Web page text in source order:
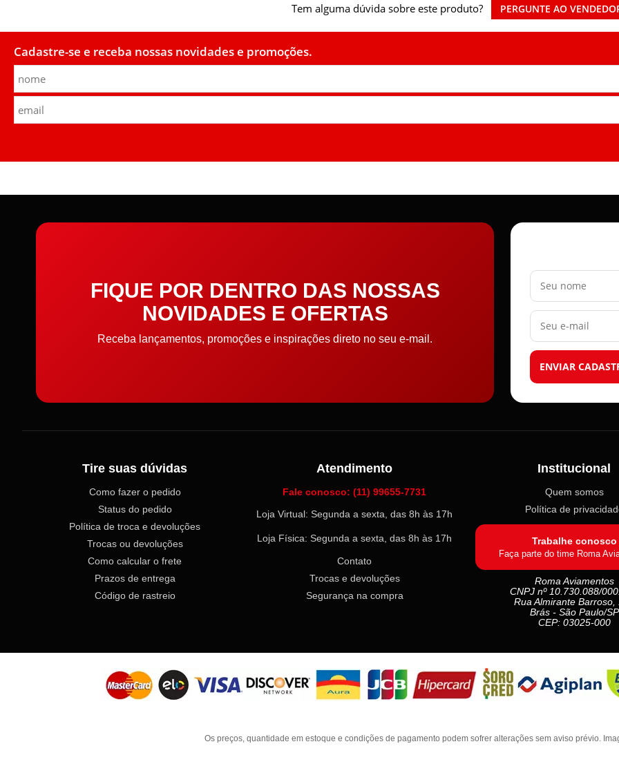
Tem alguma dúvida sobre este produto? PERGUNTE AO
Cadastre-se e receba nossas novidades e promoções.
FIQUE POR DENTRO DAS NOSSAS
NOVIDADES E OFERTAS
Receba lançamentos, promoções e inspirações direto no seu e-mail.
Seu nome
Seu e-mail
ENVIAR
Tire suas dúvidas
Como fazer o pedido
Status do pedido
Política de troca e devoluções
Trocas ou devoluções
Como calcular o frete
Prazos de entrega
Código de rastreio
Atendimento
Fale conosco: (11) 99655-7731
Loja Virtual: Segunda a sexta, das 8h às 17h
Loja Física: Segunda a sexta, das 8h às 17h
Contato
Trocas e devoluções
Segurança na compra
Institucional
Quem somos
Política de
Trabalhe conosco
Faça parte do time Roma
Roma Aviamentos
CNPJ nº 10.730.088/
Rua Almirante Barroso,
Brás - São Paulo/SP
CEP: 03025-000
Os preços, quantidade em estoque e condições de pagamento podem sofrer alterações sem aviso prévio.